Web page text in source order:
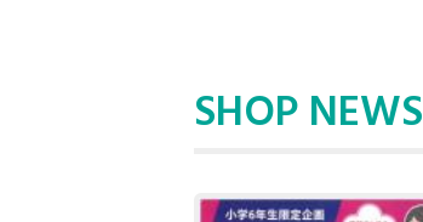
SHOP NEWS